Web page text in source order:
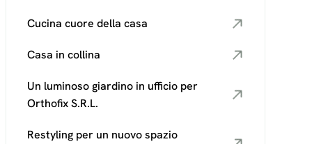
Cucina cuore della casa
Casa in collina
Un luminoso giardino in ufficio per
Orthofix S.R.L.
Restyling per un nuovo spazio